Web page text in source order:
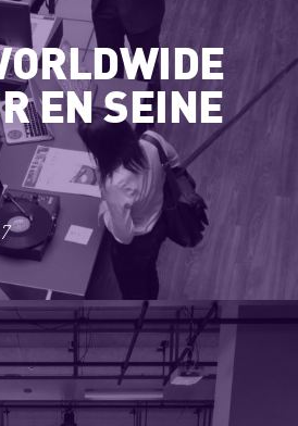
EN SEINE